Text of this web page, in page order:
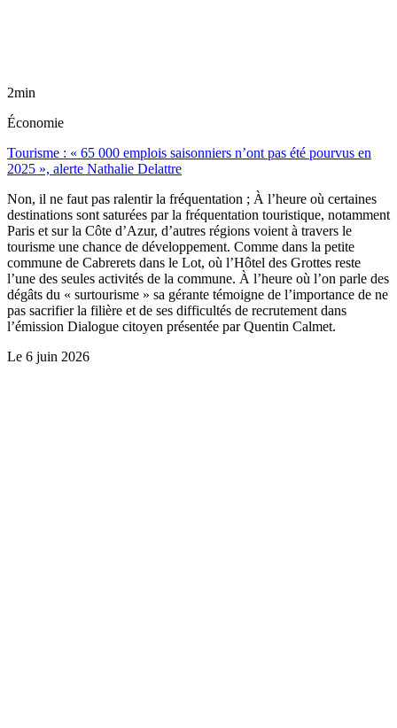
2min
Économie
Tourisme : « 65 000 emplois saisonniers n’ont pas été pourvus en
2025 », alerte Nathalie Delattre
Non, il ne faut pas ralentir la fréquentation ; À l’heure où certaines
destinations sont saturées par la fréquentation touristique, notamment
Paris et sur la Côte d’Azur, d’autres régions voient à travers le
tourisme une chance de développement. Comme dans la petite
commune de Cabrerets dans le Lot, où l’Hôtel des Grottes reste
l’une des seules activités de la commune. À l’heure où l’on parle des
dégâts du « surtourisme » sa gérante témoigne de l’importance de ne
pas sacrifier la filière et de ses difficultés de recrutement dans
l’émission Dialogue citoyen présentée par Quentin Calmet.
Le 6 juin 2026